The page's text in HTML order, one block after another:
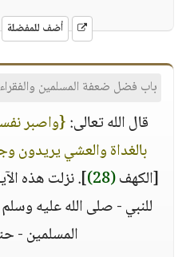
أضف للمفضلة
باب فضل ضعفة المسلمين
قال الله تعالى:{واصبر
بالغداة والعشي يريدون
[الكهف(28)
]. نزلت هذه
للنبي - صلى الله عليه
المسلمين -